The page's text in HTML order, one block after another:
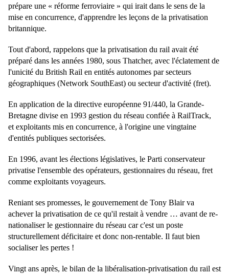
prépare une « réforme ferroviaire » qui irait dans le sens de la
mise en concurrence, d'apprendre les leçons de la privatisation
britannique.
Tout d'abord, rappelons que la privatisation du rail avait été
préparé dans les années 1980, sous Thatcher, avec l'éclatement de
l'unicité du British Rail en entités autonomes par secteurs
géographiques (Network SouthEast) ou secteur d'activité (fret).
En application de la directive européenne 91/440, la Grande-
Bretagne divise en 1993 gestion du réseau confiée à RailTrack,
et exploitants mis en concurrence, à l'origine une vingtaine
d'entités publiques sectorisées.
En 1996, avant les élections législatives, le Parti conservateur
privatise l'ensemble des opérateurs, gestionnaires du réseau, fret
comme exploitants voyageurs.
Reniant ses promesses, le gouvernement de Tony Blair va
achever la privatisation de ce qu'il restait à vendre … avant de re-
nationaliser le gestionnaire du réseau car c'est un poste
structurellement déficitaire et donc non-rentable. Il faut bien
socialiser les pertes !
Vingt ans après, le bilan de la libéralisation-privatisation du rail est